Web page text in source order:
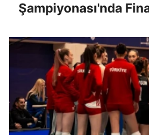
Şampiyonası'nda